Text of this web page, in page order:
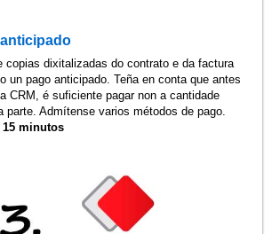
copias dixitalizadas do contrato e da factura
un pago anticipado. Teña en conta que antes
CRM, é suficiente pagar non a cantidade
parte. Admítense varios métodos de pago.
minutos